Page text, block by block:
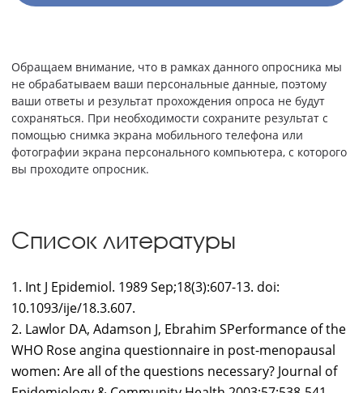
Обращаем внимание, что в рамках данного опросника мы
не обрабатываем ваши персональные данные, поэтому
ваши ответы и результат прохождения опроса не будут
сохраняться. При необходимости сохраните результат с
помощью снимка экрана мобильного телефона или
фотографии экрана персонального компьютера, с которого
вы проходите опросник.
Список литературы
1. Int J Epidemiol. 1989 Sep;18(3):607-13. doi:
10.1093/ije/18.3.607.
2. Lawlor DA, Adamson J, Ebrahim SPerformance of the
WHO Rose angina questionnaire in post-menopausal
women: Are all of the questions necessary? Journal of